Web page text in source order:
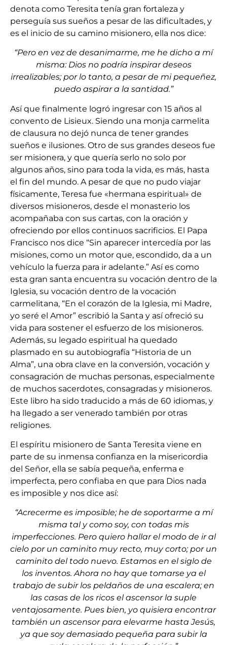
denota como Teresita tenía gran fortaleza y
perseguía sus sueños a pesar de las dificultades, y
es el inicio de su camino misionero, ella nos dice:
“Pero en vez de desanimarme, me he dicho a mí
misma: Dios no podría inspirar deseos
irrealizables; por lo tanto, a pesar de mi pequeñez,
puedo aspirar a la santidad.”
Así que finalmente logró ingresar con 15 años al
convento de Lisieux. Siendo una monja carmelita
de clausura no dejó nunca de tener grandes
sueños e ilusiones. Otro de sus grandes deseos fue
ser misionera, y que quería serlo no solo por
algunos años, sino para toda la vida, es más, hasta
el fin del mundo. A pesar de que no pudo viajar
físicamente, Teresa fue «hermana espiritual» de
diversos misioneros, desde el monasterio los
acompañaba con sus cartas, con la oración y
ofreciendo por ellos continuos sacrificios. El Papa
Francisco nos dice “Sin aparecer intercedía por las
misiones, como un motor que, escondido, da a un
vehículo la fuerza para ir adelante.” Así es como
esta gran santa encuentra su vocación dentro de la
Iglesia, su vocación dentro de la vocación
carmelitana, “En el corazón de la Iglesia, mi Madre,
yo seré el Amor” escribió la Santa y así ofreció su
vida para sostener el esfuerzo de los misioneros.
Además, su legado espiritual ha quedado
plasmado en su autobiografía “Historia de un
Alma”, una obra clave en la conversión, vocación y
consagración de muchas personas, especialmente
de muchos sacerdotes, consagradas y misioneros.
Este libro ha sido traducido a más de 60 idiomas, y
ha llegado a ser venerado también por otras
religiones.
El espíritu misionero de Santa Teresita viene en
parte de su inmensa confianza en la misericordia
del Señor, ella se sabía pequeña, enferma e
imperfecta, pero confiaba en que para Dios nada
es imposible y nos dice así:
“Acrecerme es imposible; he de soportarme a mí
misma tal y como soy, con todas mis
imperfecciones. Pero quiero hallar el modo de ir al
cielo por un caminito muy recto, muy corto; por un
caminito del todo nuevo. Estamos en el siglo de
los inventos. Ahora no hay que tomarse ya el
trabajo de subir los peldaños de una escalera; en
las casas de los ricos el ascensor la suple
ventajosamente. Pues bien, yo quisiera encontrar
también un ascensor para elevarme hasta Jesús,
ya que soy demasiado pequeña para subir la